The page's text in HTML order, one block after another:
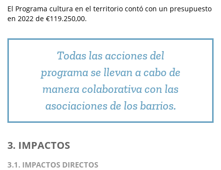
El Programa cultura en el territorio contó con un presupuesto
en 2022 de €119.250,00.
Todas las acciones del
programa se llevan a cabo de
manera colaborativa con las
asociaciones de los barrios.
3. IMPACTOS
3.1. IMPACTOS DIRECTOS